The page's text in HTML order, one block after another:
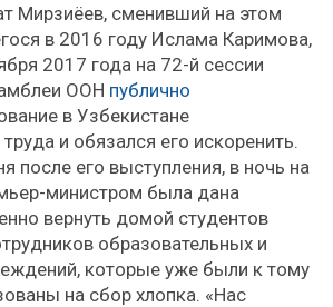
Мирзиёев, сменивший на этом
в 2016 году Ислама Каримова,
2017 года на 72-й сессии
ООН публично
в Узбекистане
и обязался его искоренить.
после его выступления, в ночь на
министром была дана
вернуть домой студентов
образовательных и
которые уже были к тому
на сбор хлопка. «Нас